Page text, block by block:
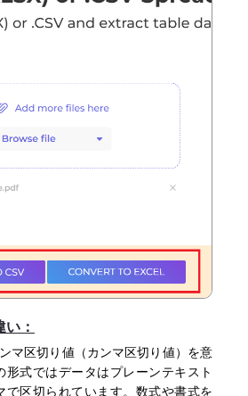
：
マ区切り値（カンマ区切り値）を意
形式ではデータはプレーンテキスト
で区切られています。数式や書式を